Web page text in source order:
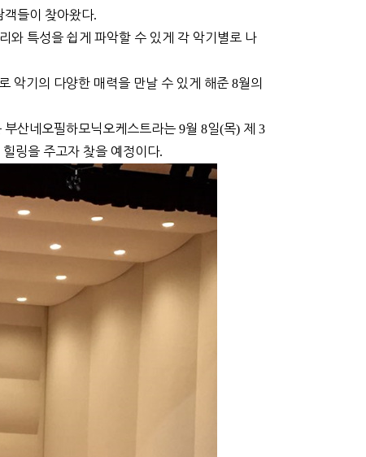
객들이 찾아왔다.
와 특성을 쉽게 파악할 수 있게 각 악기별로 나
악기의 다양한 매력을 만날 수 있게 해준 8월의
산네오필하모닉오케스트라는 9월 8일(목) 제 3
링을 주고자 찾을 예정이다.